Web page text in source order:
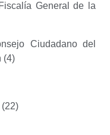
General de la
Ciudadano del
(4)